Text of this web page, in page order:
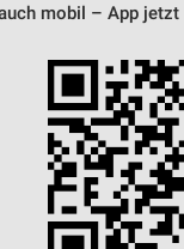
mobil – App jetzt